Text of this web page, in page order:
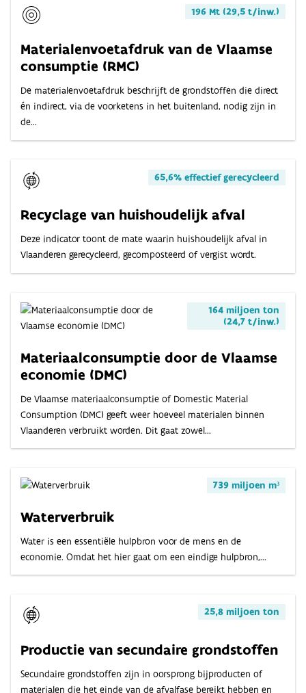
196 Mt (29,5 t/inw.)
Materialenvoetafdruk van de Vlaamse
consumptie (RMC)
De materialenvoetafdruk beschrijft de grondstoffen die direct
én indirect, via de voorketens in het buitenland, nodig zijn in
de...
65,6% effectief gerecycleerd
Recyclage van huishoudelijk afval
Deze indicator toont de mate waarin huishoudelijk afval in
Vlaanderen gerecycleerd, gecomposteerd of vergist wordt.
164 miljoen ton
(24,7 t/inw.)
Materiaalconsumptie door de Vlaamse
economie (DMC)
De Vlaamse materiaalconsumptie of Domestic Material
Consumption (DMC) geeft weer hoeveel materialen binnen
Vlaanderen verbruikt worden. Dit gaat zowel...
739 miljoen m³
Waterverbruik
Water is een essentiële hulpbron voor de mens en de
economie. Omdat het hier gaat om een eindige hulpbron,...
25,8 miljoen ton
Productie van secundaire grondstoffen
Secundaire grondstoffen zijn in oorsprong bijproducten of
materialen die het einde van de afvalfase bereikt hebben en